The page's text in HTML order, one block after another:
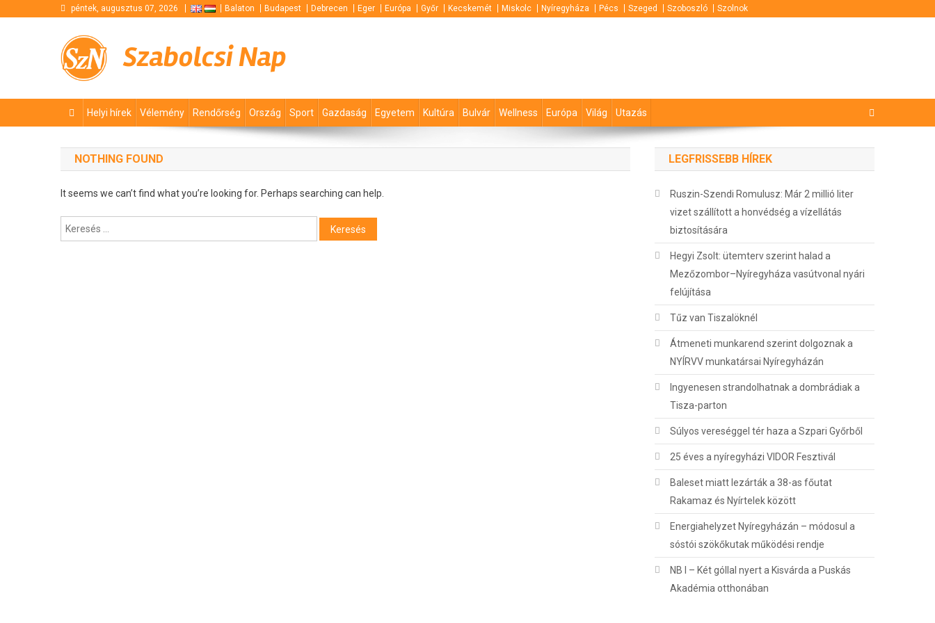
péntek, augusztus 07, 2026 Balaton Budapest Debrecen Eger Európa Győr Kecskemét Miskolc Nyíregyháza Pécs Szeged Szoboszló Szolnok
Szabolcsi Nap
Helyi hírek Vélemény Rendőrség Ország Sport Gazdaság Egyetem Kultúra Bulvár Wellness Európa Világ Utazás
NOTHING FOUND
It seems we can’t find what you’re looking for. Perhaps searching can help.
Keresés:
LEGFRISSEBB HÍREK
Ruszin-Szendi Romulusz: Már 2 millió liter
vizet szállított a honvédség a vízellátás
biztosítására
Hegyi Zsolt: ütemterv szerint halad a
Mezőzombor–Nyíregyháza vasútvonal nyári
felújítása
Tűz van Tiszalöknél
Átmeneti munkarend szerint dolgoznak a
NYÍRVV munkatársai Nyíregyházán
Ingyenesen strandolhatnak a dombrádiak a
Tisza-parton
Súlyos vereséggel tér haza a Szpari Győrből
25 éves a nyíregyházi VIDOR Fesztivál
Baleset miatt lezárták a 38-as főutat
Rakamaz és Nyírtelek között
Energiahelyzet Nyíregyházán – módosul a
sóstói szökőkutak működési rendje
NB I – Két góllal nyert a Kisvárda a Puskás
Akadémia otthonában